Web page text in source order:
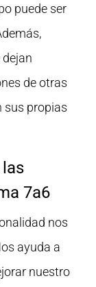
puede ser
de otras
sus propias
7a6
nos
ayuda a
nuestro